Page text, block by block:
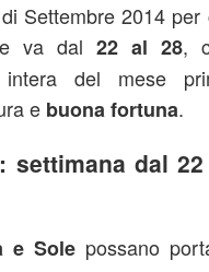
di Settembre 2014 per
va dal 22 al 28,
intera del mese
e buona fortuna.
settimana dal
e Solepossano